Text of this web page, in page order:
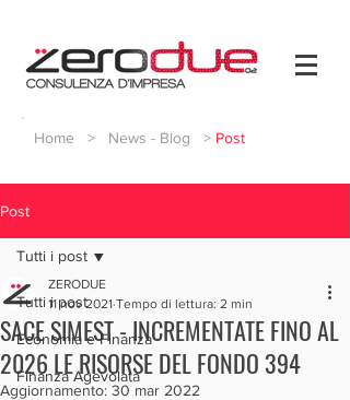
Home > News - Blog > Post
Post
Tutti i post
Economia e Finanza
Finanza Agevolata
Tutti i post
SACE SIMEST - INCREMENTATE FINO AL
2026 LE RISORSE DEL FONDO 394
ZERODUE
11 nov 2021 Tempo di lettura: 2 min
Aggiornamento: 30 mar 2022